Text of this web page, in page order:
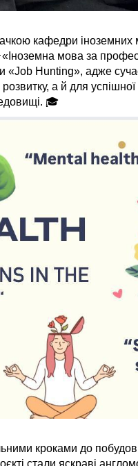
кафедри
мова за
«Job Hunting», адже
а й для
🎓
кроками до
стали яскраві